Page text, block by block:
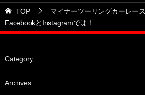
2026年5月
2026年4月
2025年12月
21号車
28号車
38号車
TOP
マイナーツーリングカーレース
FacebookとInstagramでは！
Category
Archives